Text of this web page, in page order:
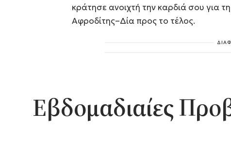
κράτησε ανοιχτή την καρδιά σου για
Αφροδίτης–Δία προς το τέλος.
Εβδομαδιαίες